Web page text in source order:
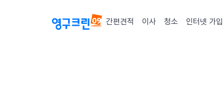
간편견적 이사 청소 인터넷 가입